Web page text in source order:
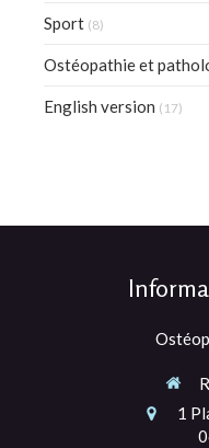
Sport (8)
Ostéopathie et
English version (17)
1